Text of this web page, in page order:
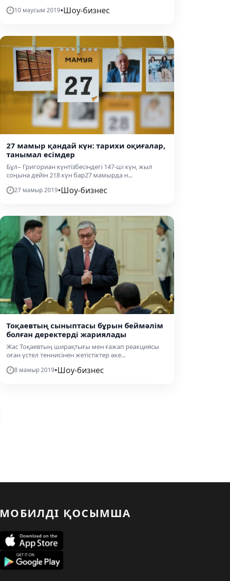
10 маусым 2019•Шоу-бизнес
27 мамыр қандай күн: тарихи оқиғалар,
танымал есімдер
Бұл– Григориан күнтізбесіндегі 147-ші күн, жыл
соңына дейін 218 күн бар27 мамырда н...
27 мамыр 2019•Шоу-бизнес
Тоқаевтың сыныптасы бұрын беймәлім
болған деректерді жариялады
Жас Тоқаевтың ширақтығы мен ғажап реакциясы
оған үстел теннисінен жетістіктер әке...
8 мамыр 2019•Шоу-бизнес
МОБИЛДІ ҚОСЫМША